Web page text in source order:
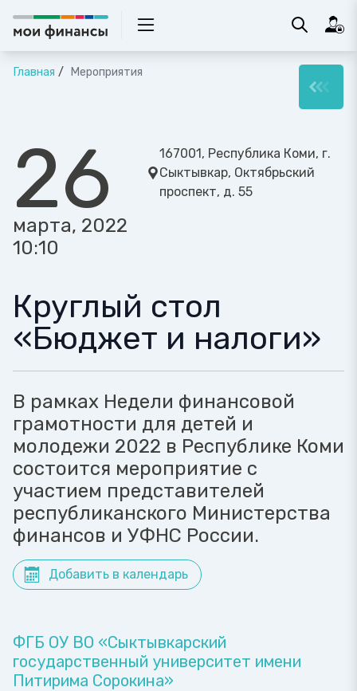
Главная Мероприятия
26
марта, 2022
10:10
167001, Республика Коми, г.
Сыктывкар, Октябрьский
проспект, д. 55
Круглый стол
«Бюджет и налоги»
В рамках Недели финансовой
грамотности для детей и
молодежи 2022 в Республике Коми
состоится мероприятие с
участием представителей
республиканского Министерства
финансов и УФНС России.
Добавить в календарь
ФГБ ОУ ВО «Сыктывкарский
государственный университет имени
Питирима Сорокина»